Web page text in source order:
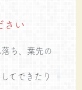
さい
ち、葉先の
てできたり